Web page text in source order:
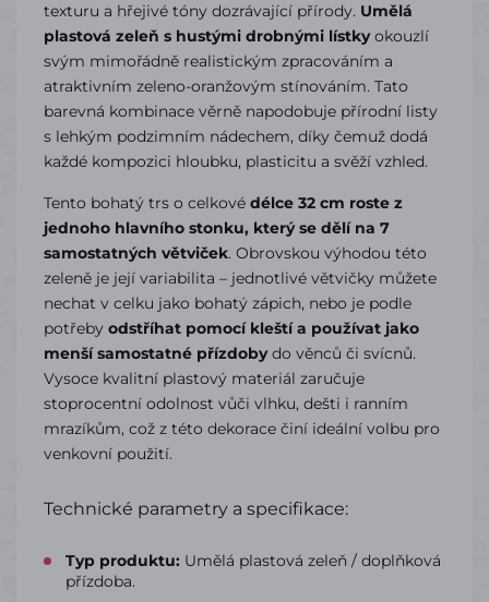
texturu a hřejivé tóny dozrávající přírody. Umělá
plastová zeleň s hustými drobnými lístkyokouzlí
svým mimořádně realistickým zpracováním a
atraktivním zeleno-oranžovým stínováním. Tato
barevná kombinace věrně napodobuje přírodní listy
s lehkým podzimním nádechem, díky čemuž dodá
každé kompozici hloubku, plasticitu a svěží vzhled.
Tento bohatý trs o celkové délce 32 cm roste z
jednoho hlavního stonku, který se dělí na 7
samostatných větviček. Obrovskou výhodou této
zeleně je její variabilita – jednotlivé větvičky můžete
nechat v celku jako bohatý zápich, nebo je podle
potřeby odstříhat pomocí kleští a používat jako
menší samostatné přízdobydo věnců či svícnů.
Vysoce kvalitní plastový materiál zaručuje
stoprocentní odolnost vůči vlhku, dešti i ranním
mrazíkům, což z této dekorace činí ideální volbu pro
venkovní použití.
Technické parametry a specifikace:
Typ produktu: Umělá plastová zeleň / doplňková
přízdoba.